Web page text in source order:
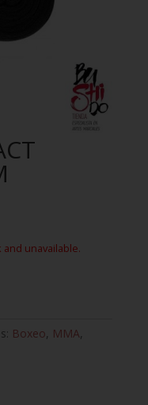
unavailable.
Boxeo, MMA,